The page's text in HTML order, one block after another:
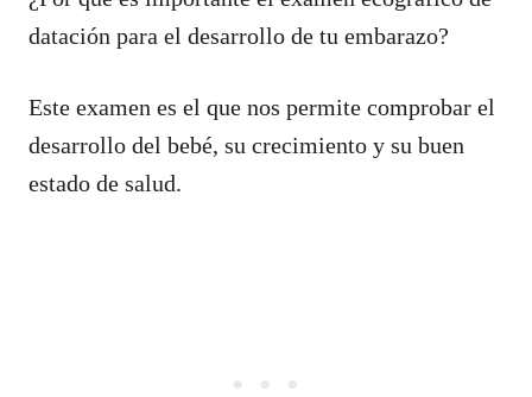
datación para el desarrollo de tu embarazo?
Este examen es el que nos permite comprobar el
desarrollo del bebé, su crecimiento y su buen
estado de salud.